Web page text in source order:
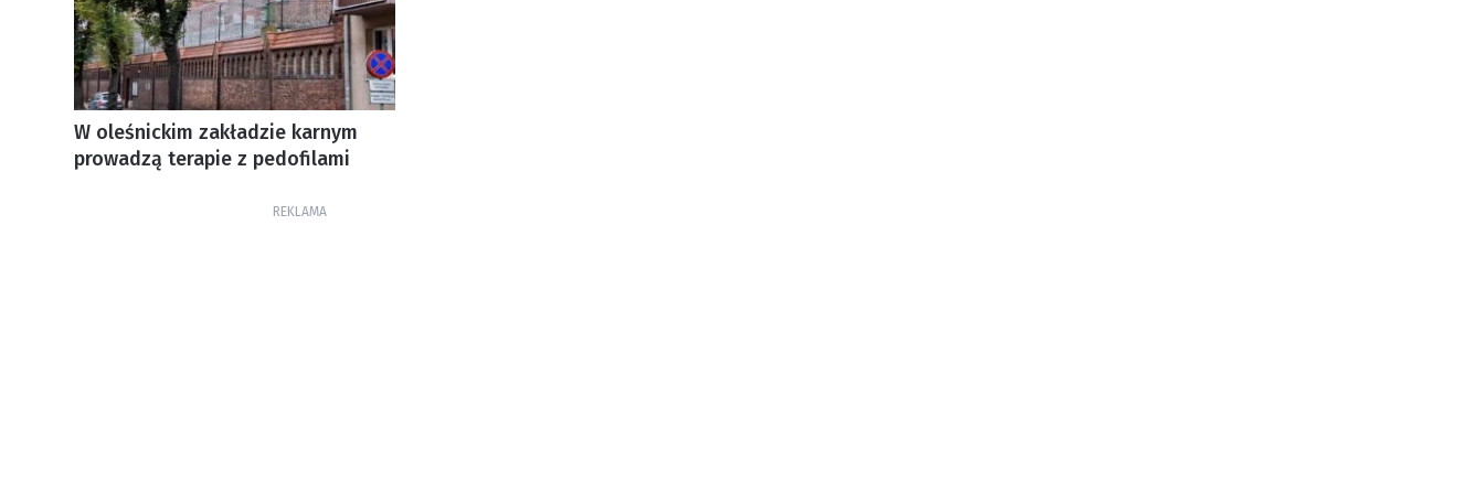
W oleśnickim zakładzie karnym
prowadzą terapie z pedofilami
REKLAMA